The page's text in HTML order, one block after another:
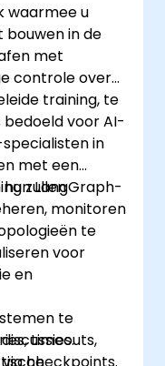
waarmee u
bouwen in de
met
controle over
training, te
bedoeld voor AI-
in
met een
LangGraph-
monitoren
zullen
te
voor
en
te
timeouts,
checkpoints.